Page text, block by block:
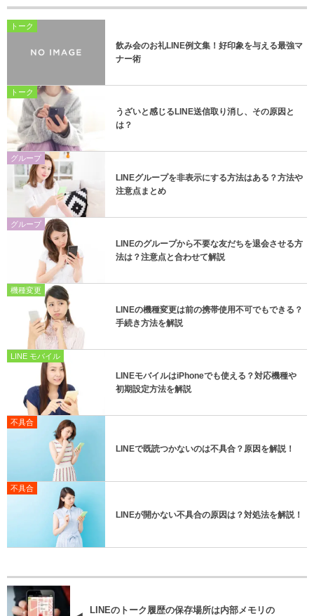
トーク
飲み会のお礼LINE例文集！好印象を与える最強マ
ナー術
トーク
うざいと感じるLINE送信取り消し、その原因と
は？
グループ
LINEグループを非表示にする方法はある？方法や
注意点まとめ
グループ
LINEのグループから不要な友だちを退会させる方
法は？注意点と合わせて解説
機種変更
LINEの機種変更は前の携帯使用不可でもできる？
手続き方法を解説
LINE モバイル
LINEモバイルはiPhoneでも使える？対応機種や
初期設定方法を解説
不具合
LINEで既読つかないのは不具合？原因を解説！
不具合
LINEが開かない不具合の原因は？対処法を解説！
LINEのトーク履歴の保存場所は内部メモリの